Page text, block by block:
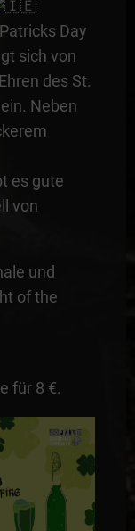
Day
sich von
des St.
Neben
es gute
von
und
of the
für 8 €.